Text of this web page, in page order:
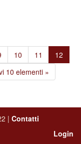
10 11
12
10 elementi »
| Contatti
Login